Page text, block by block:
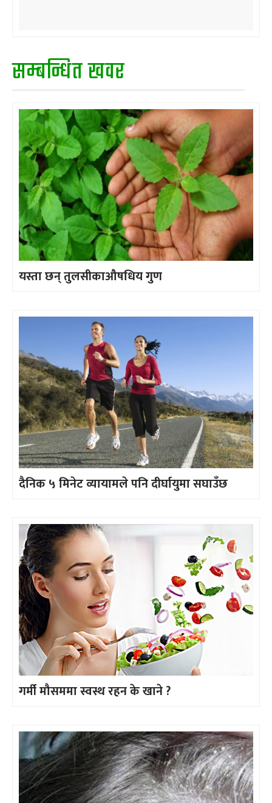
सम्बन्धित खवर
यस्ता छन् तुलसीकाऔषधिय गुण
दैनिक ५ मिनेट व्यायामले पनि दीर्घायुमा सघाउँछ
गर्मी मौसममा स्वस्थ रहन के खाने ?